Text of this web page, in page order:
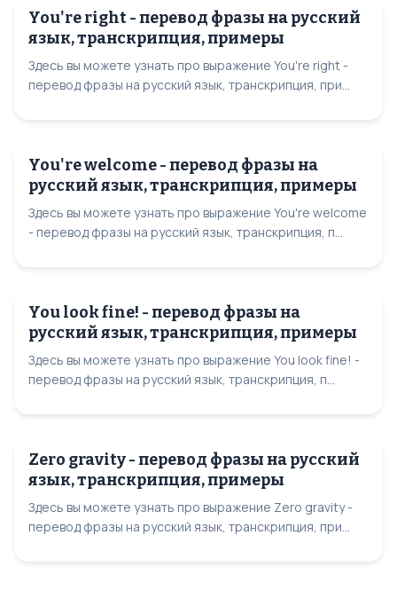
You're right - перевод фразы на русский
язык, транскрипция, примеры
Здесь вы можете узнать про выражение You're right -
перевод фразы на русский язык, транскрипция, при...
You're welcome - перевод фразы на
русский язык, транскрипция, примеры
Здесь вы можете узнать про выражение You're welcome
- перевод фразы на русский язык, транскрипция, п...
You look fine! - перевод фразы на
русский язык, транскрипция, примеры
Здесь вы можете узнать про выражение You look fine! -
перевод фразы на русский язык, транскрипция, п...
Zero gravity - перевод фразы на русский
язык, транскрипция, примеры
Здесь вы можете узнать про выражение Zero gravity -
перевод фразы на русский язык, транскрипция, при...